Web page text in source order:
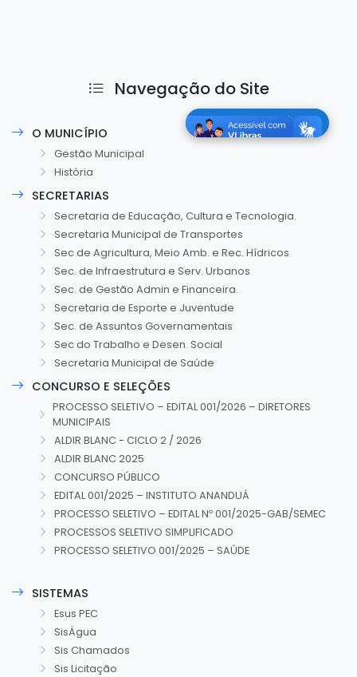
Navegação do Site
O MUNICÍPIO
Gestão Municipal
História
SECRETARIAS
Secretaria de Educação, Cultura e Tecnologia.
Secretaria Municipal de Transportes
Sec de Agricultura, Meio Amb. e Rec. Hídricos
Sec. de Infraestrutura e Serv. Urbanos
Sec. de Gestão Admin e Financeira.
Secretaria de Esporte e Juventude
Sec. de Assuntos Governamentais
Sec do Trabalho e Desen. Social
Secretaria Municipal de Saúde
CONCURSO E SELEÇÕES
PROCESSO SELETIVO – EDITAL 001/2026 – DIRETORES
MUNICIPAIS
ALDIR BLANC - CICLO 2 / 2026
ALDIR BLANC 2025
CONCURSO PÚBLICO
EDITAL 001/2025 – INSTITUTO ANANDUÁ
PROCESSO SELETIVO – EDITAL Nº 001/2025-GAB/SEMEC
PROCESSOS SELETIVO SIMPLIFICADO
PROCESSO SELETIVO 001/2025 – SAÚDE
SISTEMAS
Esus PEC
SisÁgua
Sis Chamados
Sis Licitação